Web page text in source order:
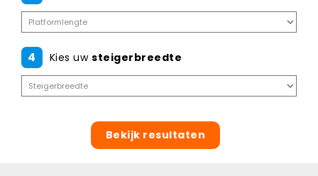
4 Kies uw steigerbreedte
Bekijk resultaten